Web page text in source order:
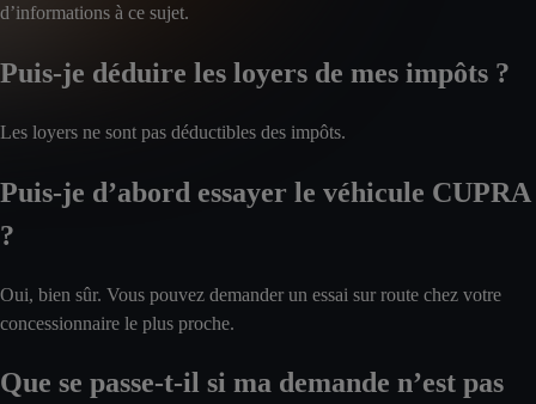
d’informations à ce sujet.
Puis-je déduire les loyers de mes impôts ?
Les loyers ne sont pas déductibles des impôts.
Puis-je d’abord essayer le véhicule CUPRA
?
Oui, bien sûr. Vous pouvez demander un essai sur route chez votre
concessionnaire le plus proche.
Que se passe-t-il si ma demande n’est pas